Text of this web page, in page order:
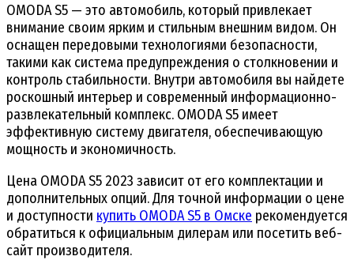
OMODA S5 — это автомобиль, который привлекает
внимание своим ярким и стильным внешним видом. Он
оснащен передовыми технологиями безопасности,
такими как система предупреждения о столкновении и
контроль стабильности. Внутри автомобиля вы найдете
роскошный интерьер и современный информационно-
развлекательный комплекс. OMODA S5 имеет
эффективную систему двигателя, обеспечивающую
мощность и экономичность.
Цена OMODA S5 2023 зависит от его комплектации и
дополнительных опций. Для точной информации о цене
и доступности купить OMODA S5 в Омске рекомендуется
обратиться к официальным дилерам или посетить веб-
сайт производителя.